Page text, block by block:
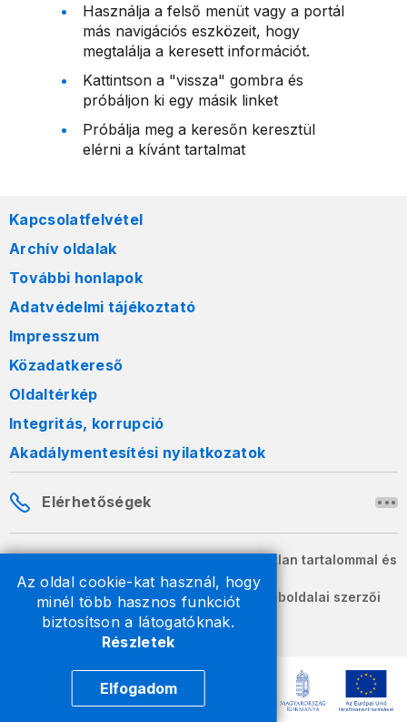
Az oldal cookie-kat használ, hogy
minél több hasznos funkciót
biztosítson a látogatóknak.
Részletek
Elfogadom
Használja a felső menüt vagy a portál
más navigációs eszközeit, hogy
megtalálja a keresett információt.
Kattintson a "vissza" gombra és
próbáljon ki egy másik linket
Próbálja meg a keresőn keresztül
elérni a kívánt tartalmat
Kapcsolatfelvétel
Archív oldalak
További honlapok
Adatvédelmi tájékoztató
Impresszum
Közadatkereső
Oldaltérkép
Integritás, korrupció
Akadálymentesítési nyilatkozatok
Elérhetőségek
A honlapon szereplő információk változatlan tartalommal és
formában szabadon terjeszthetők.
2026 © A Nemzeti Adó- és Vámhivatal weboldalai szerzői
jogvédelem alatt állnak.